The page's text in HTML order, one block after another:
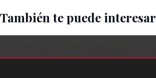
También te puede interesar